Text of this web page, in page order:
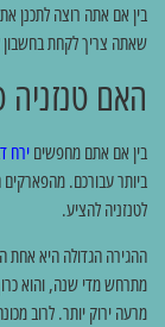
בין אם אתה רוצה לתכנן
שאתה צריך לקחת
האם
בין אם אתם מחפשיםירח
ביותר עבורכם. מהפארקים
לטנזניה להציע.
ההגירה הגדולה היא אחת
מרעה ירוק יותר. לרוב